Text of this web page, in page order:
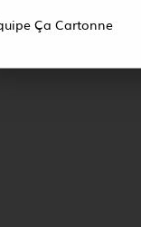
PULVERISATEUR + BOUTEILLE 1 L TRANSLUCIDE PLASTIQUE
Ça Cartonne